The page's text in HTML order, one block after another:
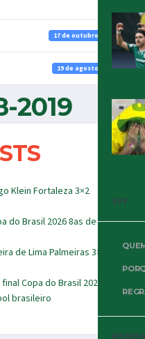
3VV
17 de outubro de 2021
19 de agosto de 2022
2019
Klein Fortaleza 3×2
do Brasil 2026 8as de final
de Lima Palmeiras 3×0
Copa do Brasil 2026
brasileiro